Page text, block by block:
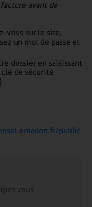
avant de
vous sur le site,
un mot de passe et
dossier en saisissant
de sécurité
public
vous